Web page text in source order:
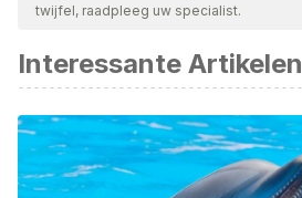
twijfel, raadpleeg uw specialist.
Interessante Artikelen